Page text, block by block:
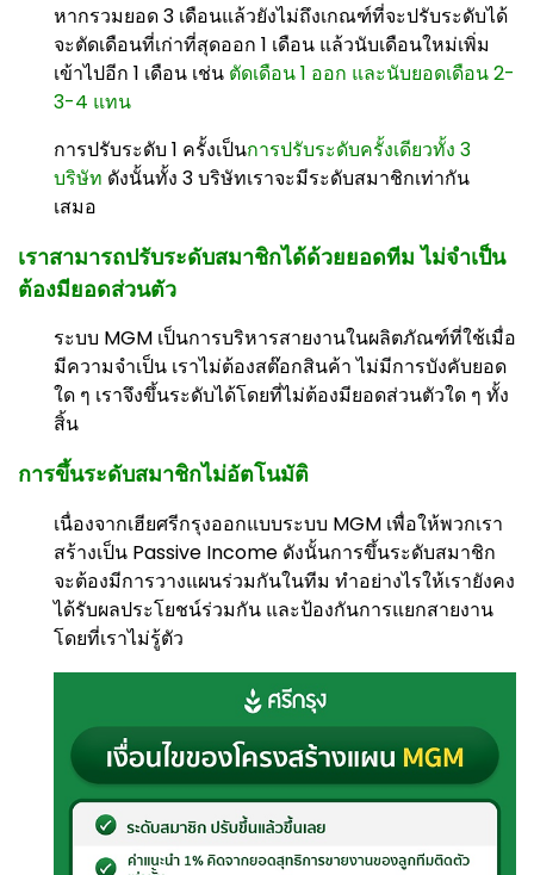
หากรวมยอด 3 เดือนแล้วยังไม่ถึงเกณฑ์ที่จะปรับระดับได้
จะตัดเดือนที่เก่าที่สุดออก 1 เดือน แล้วนับเดือนใหม่เพิ่ม
เข้าไปอีก 1 เดือน เช่น ตัดเดือน 1 ออก และนับยอดเดือน 2-
3-4 แทน
การปรับระดับ 1 ครั้งเป็นการปรับระดับครั้งเดียวทั้ง 3
บริษัท ดังนั้นทั้ง 3 บริษัทเราจะมีระดับสมาชิกเท่ากัน
เสมอ
เราสามารถปรับระดับสมาชิกได้ด้วยยอดทีม ไม่จำเป็น
ต้องมียอดส่วนตัว
ระบบ MGM เป็นการบริหารสายงานในผลิตภัณฑ์ที่ใช้เมื่อ
มีความจำเป็น เราไม่ต้องสต๊อกสินค้า ไม่มีการบังคับยอด
ใด ๆ เราจึงขึ้นระดับได้โดยที่ไม่ต้องมียอดส่วนตัวใด ๆ ทั้ง
สิ้น
การขึ้นระดับสมาชิกไม่อัตโนมัติ
เนื่องจากเฮียศรีกรุงออกแบบระบบ MGM เพื่อให้พวกเรา
สร้างเป็น Passive Income ดังนั้นการขึ้นระดับสมาชิก
จะต้องมีการวางแผนร่วมกันในทีม ทำอย่างไรให้เรายังคง
ได้รับผลประโยชน์ร่วมกัน และป้องกันการแยกสายงาน
โดยที่เราไม่รู้ตัว